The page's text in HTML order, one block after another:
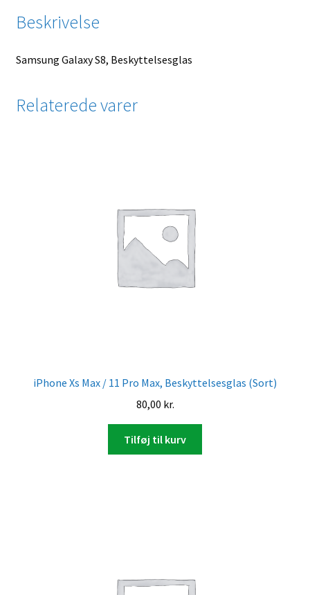
Beskrivelse
Samsung Galaxy S8, Beskyttelsesglas
Relaterede varer
iPhone Xs Max / 11 Pro Max, Beskyttelsesglas (Sort)
80,00 kr.
Tilføj til kurv